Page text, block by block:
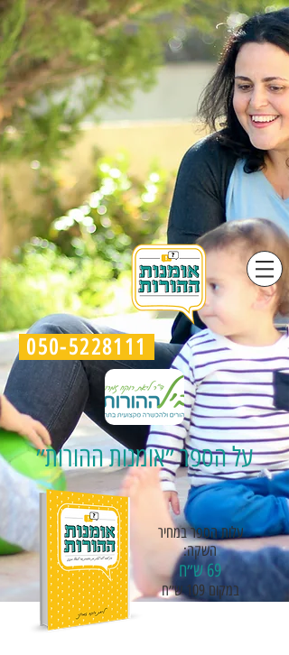
050-5228111
על הספר ״אומנות ההורות״
עלות הספר במחיר
השקה:
69​ ש״ח
במקום 109 ש״ח